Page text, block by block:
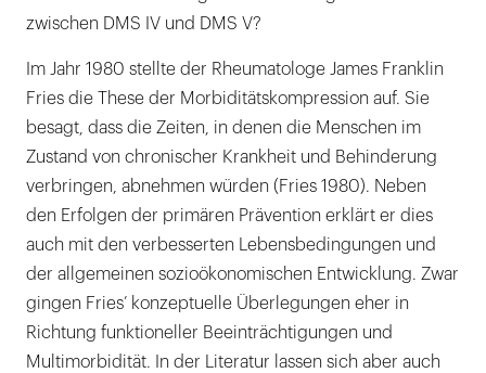
zwischen DMS IV und DMS V?
Im Jahr 1980 stellte der Rheumatologe James Franklin
Fries die These der Morbiditätskompression auf. Sie
besagt, dass die Zeiten, in denen die Menschen im
Zustand von chronischer Krankheit und Behinderung
verbringen, abnehmen würden (Fries 1980). Neben
den Erfolgen der primären Prävention erklärt er dies
auch mit den verbesserten Lebensbedingungen und
der allgemeinen sozioökonomischen Entwicklung. Zwar
gingen Fries’ konzeptuelle Überlegungen eher in
Richtung funktioneller Beeinträchtigungen und
Multimorbidität. In der Literatur lassen sich aber auch